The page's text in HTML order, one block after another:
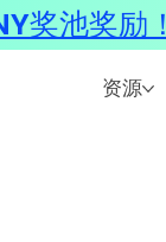
资源
奖池奖励！